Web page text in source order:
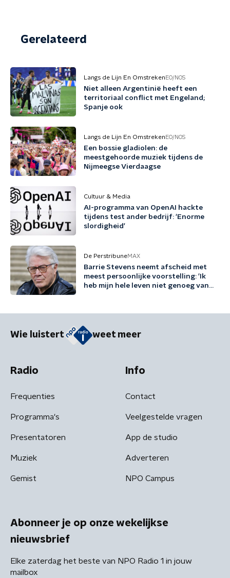
Gerelateerd
Langs de Lijn En Omstreken EO/NOS
Niet alleen Argentinië heeft een
territoriaal conflict met Engeland;
Spanje ook
Langs de Lijn En Omstreken EO/NOS
Een bossie gladiolen: de
meestgehoorde muziek tijdens de
Nijmeegse Vierdaagse
Cultuur & Media
AI-programma van OpenAI hackte
tijdens test ander bedrijf: 'Enorme
slordigheid'
De PerstribuneMAX
Barrie Stevens neemt afscheid met
meest persoonlijke voorstelling: 'Ik
heb mijn hele leven niet genoeg van
Wie luistert weet meer
Radio
Frequenties
Programma's
Presentatoren
Muziek
Gemist
Info
Contact
Veelgestelde vragen
App de studio
Adverteren
NPO Campus
Abonneer je op onze wekelijkse
nieuwsbrief
Elke zaterdag het beste van NPO Radio 1 in jouw
mailbox